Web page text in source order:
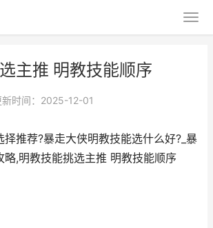
主推 明教技能顺序
新时间：2025-12-01
推荐?暴走大侠明教技能选什么好?_暴
略,明教技能挑选主推 明教技能顺序